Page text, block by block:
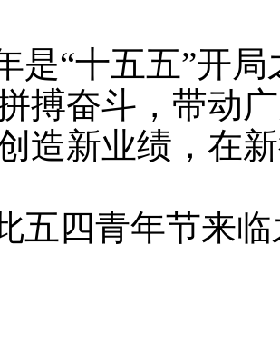
是“十五五”开
搏奋斗，带动
造新业绩，在
五四青年节来